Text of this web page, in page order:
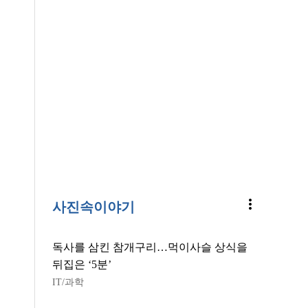
사진속이야기 more_vert
독사를 삼킨 참개구리…먹이사슬 상식을
뒤집은 ‘5분’
IT/과학